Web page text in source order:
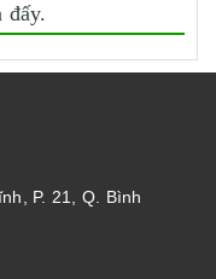
đấy.
P. 21, Q. Bình